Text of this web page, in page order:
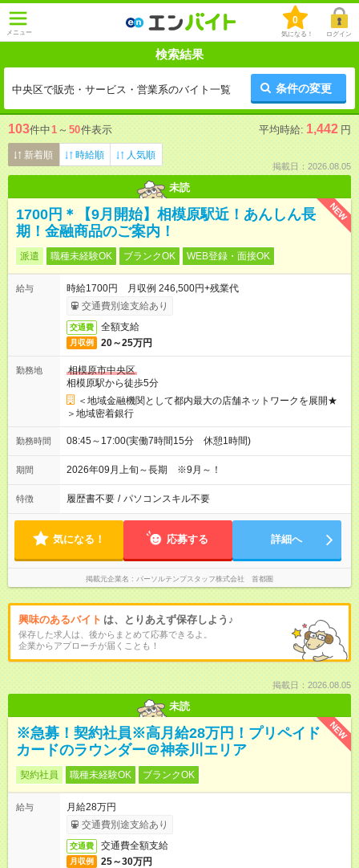
メニュー
0
気になる！ ログイン
検索結果
中央区で販売・サービス・営業系のバイト一覧 条件の変更
103件中1 ～ 50件表示 平均時給: 1,442 円
新着順 時給順 人気順
掲載日：2026.08.05
未読
NEW
1700円＊【9月開始】相模原駅近！あんしん長
期！金融商品のご案内！
派遣 職種未経験OK ブランクOK WEB登録・面接OK
給与
時給1700円 月収例 246,500円+残業代
交通費別途支給あり
交通費 全額支給
月収例 20～25万円
勤務地
相模原市中央区
相模原駅から徒歩5分
＜地域金融機関として都内最大の店舗ネットワークを展開★
＞地域密着銀行
勤務時間 08:45～17:00(実働7時間15分 休憩1時間)
期間 2026年09月上旬～長期 ※9月～！
特徴 履歴書不要 / パソコンスキル不要
気になる！ 応募する 詳細へ
掲載元企業名 パーソルテンプスタッフ株式会社 首都圏
興味のあるバイト は、とりあえず保存しよう♪
保存した求人は、後からまとめて応募できるよ。
企業からアプローチが届くことも！
掲載日：2026.08.05
未読
NEW
※急募！契約社員※高月給28万円！プリペイド
カードのラウンダー＠神奈川エリア
契約社員 職種未経験OK ブランクOK
給与
月給28万円
交通費別途支給あり
交通費 交通費全額支給
月収例 25～30万円